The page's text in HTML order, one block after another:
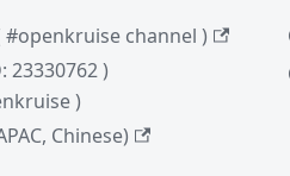
#openkruise channel )
23330762 )
)
Chinese)